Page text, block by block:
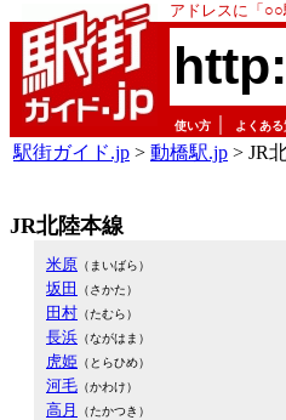
アドレスに「
使い方 よくある
駅街ガイド.jp > 動橋駅.jp > JR
JR北陸本線
米原 （まいばら）
坂田 （さかた）
田村 （たむら）
長浜 （ながはま）
虎姫 （とらひめ）
河毛 （かわけ）
高月 （たかつき）